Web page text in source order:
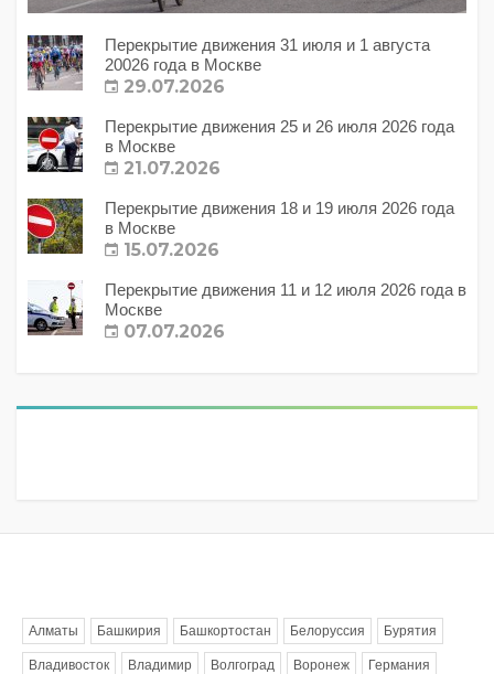
Перекрытие движения 31 июля и 1 августа
20026 года в Москве
29.07.2026
Перекрытие движения 25 и 26 июля 2026 года
в Москве
21.07.2026
Перекрытие движения 18 и 19 июля 2026 года
в Москве
15.07.2026
Перекрытие движения 11 и 12 июля 2026 года в
Москве
07.07.2026
Алматы Башкирия Башкортостан Белоруссия Бурятия
Владивосток Владимир Волгоград Воронеж Германия